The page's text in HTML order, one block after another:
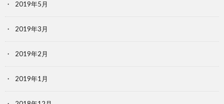
2019年5月
2019年3月
2019年2月
2019年1月